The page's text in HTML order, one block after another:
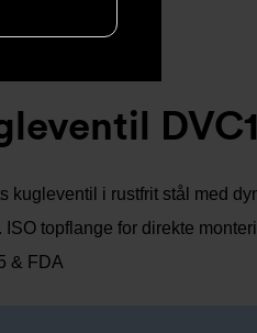
kugleventil i rustfrit stål med
ISO topflange for direkte
& FDA